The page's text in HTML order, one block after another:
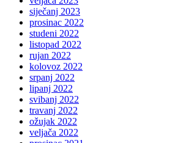
siječanj 2023
prosinac 2022
studeni 2022
listopad 2022
rujan 2022
kolovoz 2022
srpanj 2022
lipanj 2022
svibanj 2022
travanj 2022
ožujak 2022
veljača 2022